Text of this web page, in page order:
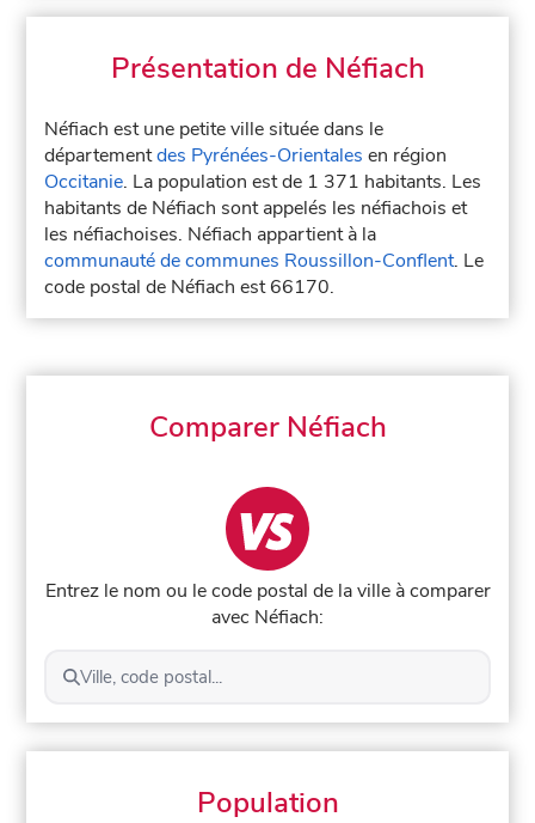
Présentation de Néfiach
Néfiach est une petite ville située dans le
départementdes Pyrénées-Orientales en région
Occitanie. La population est de 1 371 habitants. Les
habitants de Néfiach sont appelés les néfiachois et
les néfiachoises. Néfiach appartient à la
communauté de communes Roussillon-Conflent. Le
code postal de Néfiach est 66170.
Comparer Néfiach
Entrez le nom ou le code postal de la ville à comparer
avec Néfiach:
Ville, code postal...
Population